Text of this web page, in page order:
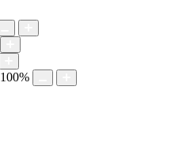
100%